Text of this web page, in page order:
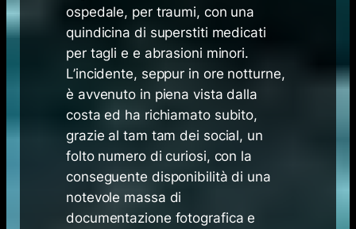
ospedale, per traumi, con una
quindicina di superstiti medicati
per tagli e e abrasioni minori.
L’incidente, seppur in ore notturne,
è avvenuto in piena vista dalla
costa ed ha richiamato subito,
grazie al tam tam dei social, un
folto numero di curiosi, con la
conseguente disponibilità di una
notevole massa di
documentazione fotografica e